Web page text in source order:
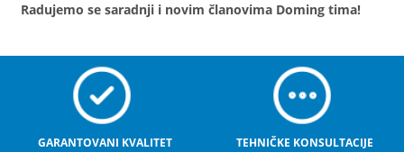
Radujemo se saradnji i novim članovima Doming tima!
GARANTOVANI KVALITET TEHNIČKE KONSULTACIJE